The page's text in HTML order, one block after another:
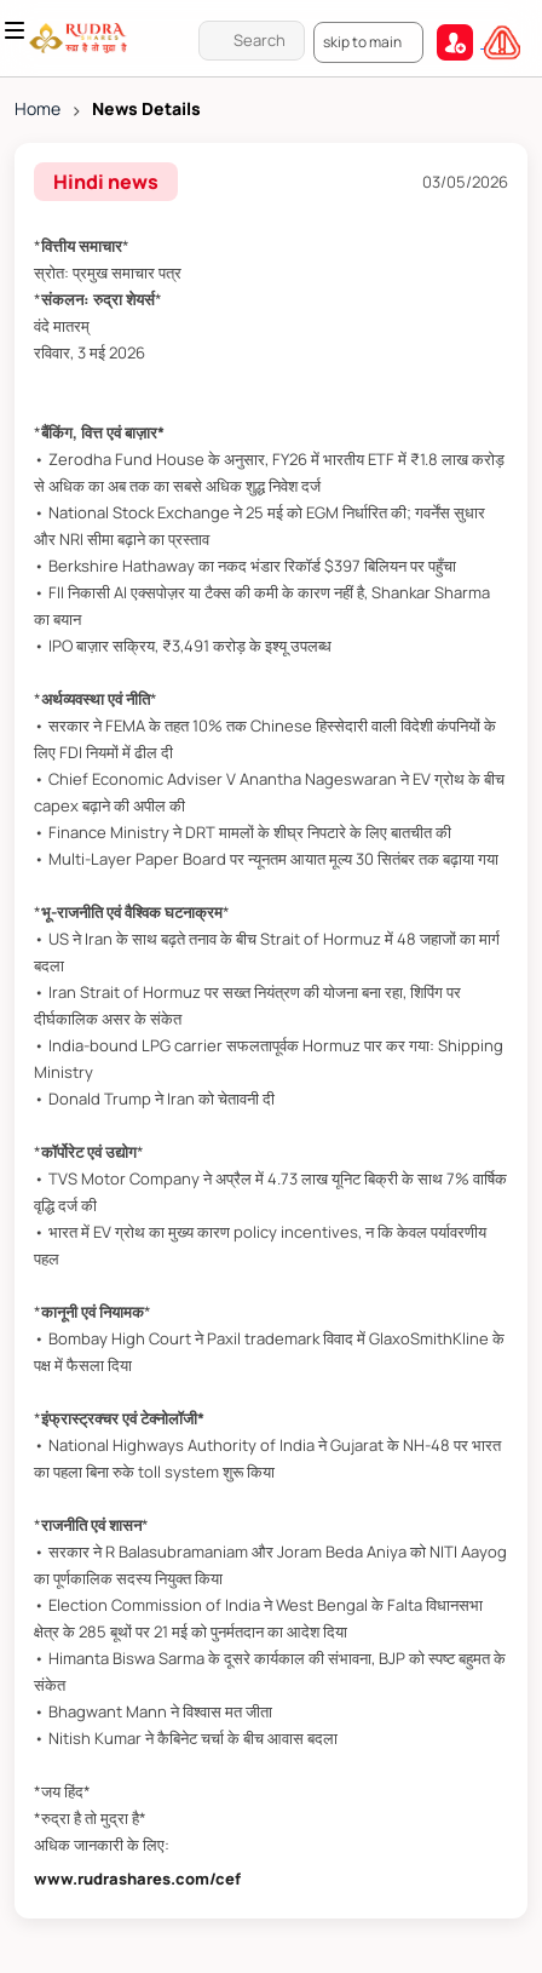
skip to main
Home > News Details
Hindi news 03/05/2026
*वित्तीय समाचार*
स्रोत: प्रमुख समाचार पत्र
*संकलन: रुद्रा शेयर्स*
वंदे मातरम्
रविवार, 3 मई 2026
*बैंकिंग, वित्त एवं बाज़ार*
• Zerodha Fund House के अनुसार, FY26 में भारतीय ETF में ₹1.8 लाख करोड़
से अधिक का अब तक का सबसे अधिक शुद्ध निवेश दर्ज
• National Stock Exchange ने 25 मई को EGM निर्धारित की; गवर्नेंस सुधार
और NRI सीमा बढ़ाने का प्रस्ताव
• Berkshire Hathaway का नकद भंडार रिकॉर्ड $397 बिलियन पर पहुँचा
• FII निकासी AI एक्सपोज़र या टैक्स की कमी के कारण नहीं है, Shankar Sharma
का बयान
• IPO बाज़ार सक्रिय, ₹3,491 करोड़ के इश्यू उपलब्ध
*अर्थव्यवस्था एवं नीति*
• सरकार ने FEMA के तहत 10% तक Chinese हिस्सेदारी वाली विदेशी कंपनियों के
लिए FDI नियमों में ढील दी
• Chief Economic Adviser V Anantha Nageswaran ने EV ग्रोथ के बीच
capex बढ़ाने की अपील की
• Finance Ministry ने DRT मामलों के शीघ्र निपटारे के लिए बातचीत की
• Multi-Layer Paper Board पर न्यूनतम आयात मूल्य 30 सितंबर तक बढ़ाया गया
*भू-राजनीति एवं वैश्विक घटनाक्रम*
• US ने Iran के साथ बढ़ते तनाव के बीच Strait of Hormuz में 48 जहाजों का मार्ग
बदला
• Iran Strait of Hormuz पर सख्त नियंत्रण की योजना बना रहा, शिपिंग पर
दीर्घकालिक असर के संकेत
• India-bound LPG carrier सफलतापूर्वक Hormuz पार कर गया: Shipping
Ministry
• Donald Trump ने Iran को चेतावनी दी
*कॉर्पोरेट एवं उद्योग*
• TVS Motor Company ने अप्रैल में 4.73 लाख यूनिट बिक्री के साथ 7% वार्षिक
वृद्धि दर्ज की
• भारत में EV ग्रोथ का मुख्य कारण policy incentives, न कि केवल पर्यावरणीय
पहल
*कानूनी एवं नियामक*
• Bombay High Court ने Paxil trademark विवाद में GlaxoSmithKline के
पक्ष में फैसला दिया
*इंफ्रास्ट्रक्चर एवं टेक्नोलॉजी*
• National Highways Authority of India ने Gujarat के NH-48 पर भारत
का पहला बिना रुके toll system शुरू किया
*राजनीति एवं शासन*
• सरकार ने R Balasubramaniam और Joram Beda Aniya को NITI Aayog
का पूर्णकालिक सदस्य नियुक्त किया
• Election Commission of India ने West Bengal के Falta विधानसभा
क्षेत्र के 285 बूथों पर 21 मई को पुनर्मतदान का आदेश दिया
• Himanta Biswa Sarma के दूसरे कार्यकाल की संभावना, BJP को स्पष्ट बहुमत के
संकेत
• Bhagwant Mann ने विश्वास मत जीता
• Nitish Kumar ने कैबिनेट चर्चा के बीच आवास बदला
*जय हिंद*
*रुद्रा है तो मुद्रा है*
अधिक जानकारी के लिए:
www.rudrashares.com/cef